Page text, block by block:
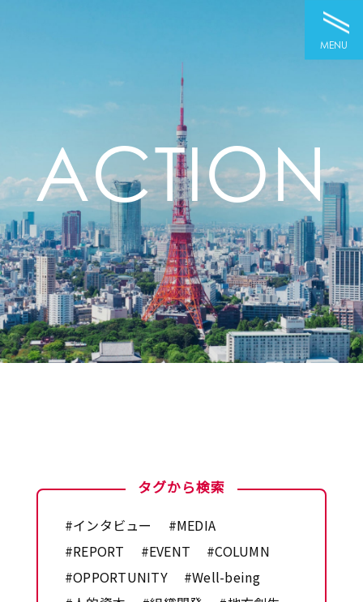
MENU
ACTION
タグから検索
#インタビュー
#MEDIA
#REPORT
#EVENT
#COLUMN
#OPPORTUNITY
#Well-being